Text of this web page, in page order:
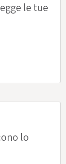
le tue
lo